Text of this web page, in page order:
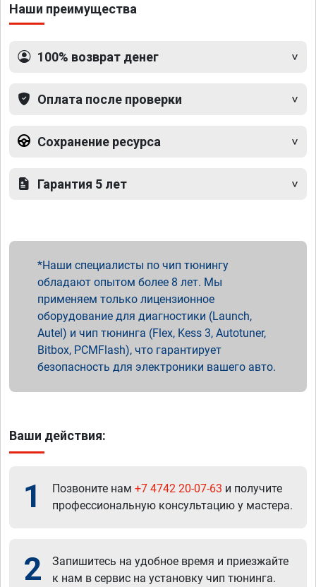
Наши преимущества
100% возврат денег
Оплата после проверки
Сохранение ресурса
Гарантия 5 лет
Наши специалисты по чип тюнингу
обладают опытом более 8 лет. Мы
применяем только лицензионное
оборудование для диагностики (Launch,
Autel) и чип тюнинга (Flex, Kess 3, Autotuner,
Bitbox, PCMFlash), что гарантирует
безопасность для электроники вашего авто.
Ваши действия:
1 Позвоните нам +7 4742 20-07-63 и получите
профессиональную консультацию у мастера.
2
Запишитесь на удобное время и приезжайте
к нам в сервис на установку чип тюнинга.